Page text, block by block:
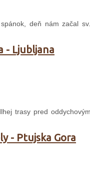
deň nám začal
- Ljubljana
trasy pred
- Ptujska Gora